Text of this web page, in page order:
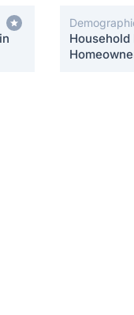
Household